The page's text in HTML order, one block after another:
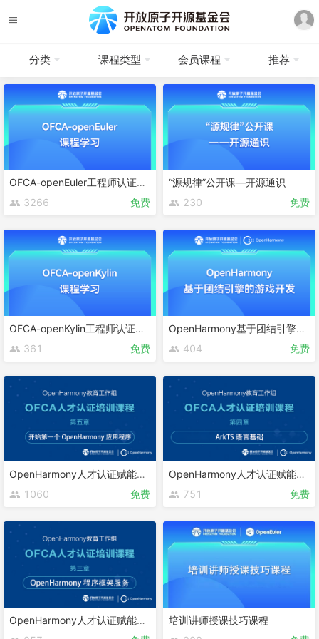
分类 课程类型 会员课程 推荐
OFCA-openEuler工程师认证课程
3266
免费
“源规律”公开课—开源通识
230
免费
OFCA-openKylin工程师认证课程
361
免费
OpenHarmony基于团结引擎的游戏开发
404
免费
OpenHarmony人才认证赋能课程 第五章
1060
免费
OpenHarmony人才认证赋能课程 第四章
751
免费
OpenHarmony人才认证赋能课程 第三章
培训讲师授课技巧课程